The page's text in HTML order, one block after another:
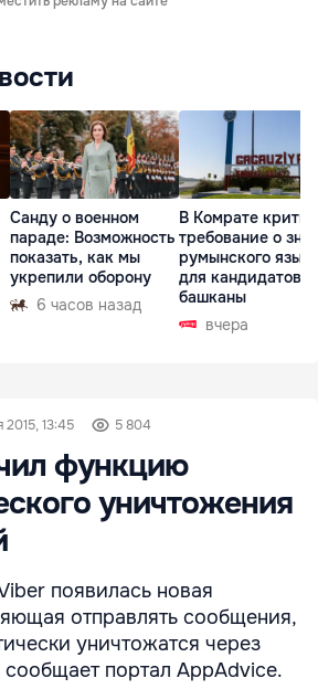
Санду о военном
параде: Возможность
показать, как мы
укрепили оборону
6 часов назад
В Комрате
требование о
румынского
для кандидатов в
башканы
вчера
2015, 13:45 5 804
функцию
уничтожения
появилась новая
отправлять сообщения,
уничтожатся через
портал AppAdvice.